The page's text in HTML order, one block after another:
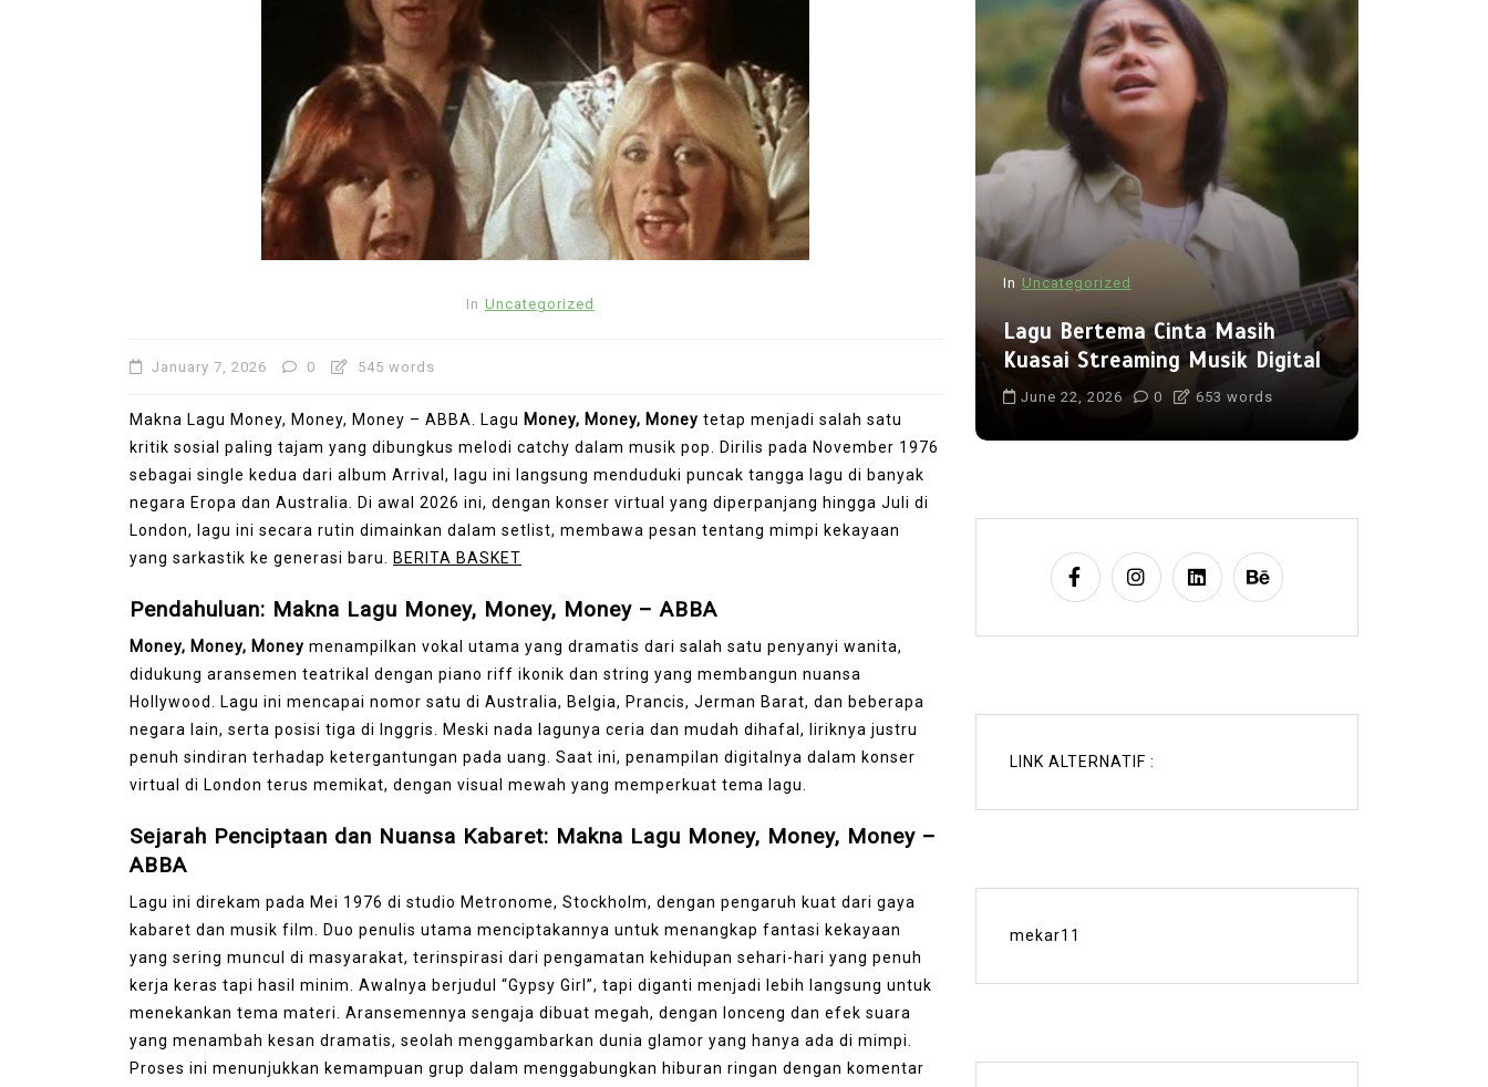
In Uncategorized
January 7, 2026 0 545 words
Makna Lagu Money, Money, Money – ABBA. Lagu Money, Money, Money tetap menjadi salah satu
kritik sosial paling tajam yang dibungkus melodi catchy dalam musik pop. Dirilis pada November 1976
sebagai single kedua dari album Arrival, lagu ini langsung menduduki puncak tangga lagu di banyak
negara Eropa dan Australia. Di awal 2026 ini, dengan konser virtual yang diperpanjang hingga Juli di
London, lagu ini secara rutin dimainkan dalam setlist, membawa pesan tentang mimpi kekayaan
yang sarkastik ke generasi baru.
BERITA BASKET
Pendahuluan: Makna Lagu Money, Money, Money – ABBA
Money, Money, Money menampilkan vokal utama yang dramatis dari salah satu penyanyi wanita,
didukung aransemen teatrikal dengan piano riff ikonik dan string yang membangun nuansa
Hollywood. Lagu ini mencapai nomor satu di Australia, Belgia, Prancis, Jerman Barat, dan beberapa
negara lain, serta posisi tiga di Inggris. Meski nada lagunya ceria dan mudah dihafal, liriknya justru
penuh sindiran terhadap ketergantungan pada uang. Saat ini, penampilan digitalnya dalam konser
virtual di London terus memikat, dengan visual mewah yang memperkuat tema lagu.
Sejarah Penciptaan dan Nuansa Kabaret: Makna Lagu Money, Money, Money –
ABBA
Lagu ini direkam pada Mei 1976 di studio Metronome, Stockholm, dengan pengaruh kuat dari gaya
kabaret dan musik film. Duo penulis utama menciptakannya untuk menangkap fantasi kekayaan
yang sering muncul di masyarakat, terinspirasi dari pengamatan kehidupan sehari-hari yang penuh
kerja keras tapi hasil minim. Awalnya berjudul “Gypsy Girl”, tapi diganti menjadi lebih langsung untuk
menekankan tema materi. Aransemennya sengaja dibuat megah, dengan lonceng dan efek suara
yang menambah kesan dramatis, seolah menggambarkan dunia glamor yang hanya ada di mimpi.
Proses ini menunjukkan kemampuan grup dalam menggabungkan hiburan ringan dengan komentar
Kuasai Streaming Musik Digital
In Uncategorized
Lagu Bertema Cinta Masih
Kuasai Streaming Musik Digital
June 22, 2026 0 653 words
LINK ALTERNATIF :
mekar11